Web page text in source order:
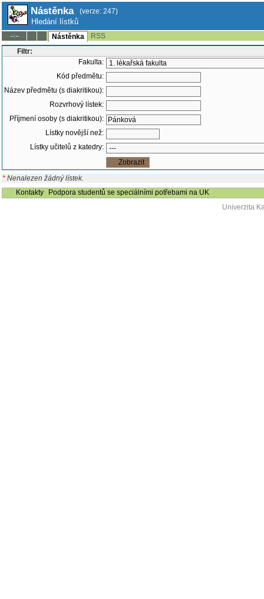
Nástěnka (verze: 247)
Hledání lístků
--:-- Nástěnka
RSS
Filtr:
Fakulta:
Kód předmětu:
Název předmětu (s diakritikou):
Rozvrhový lístek:
Příjmení osoby (s diakritikou):
Lístky novější než:
Lístky učitelů z katedry:
* Nenalezen žádný lístek.
Kontakty
Podpora studentů se speciálními potřebami na UK
Univerzita